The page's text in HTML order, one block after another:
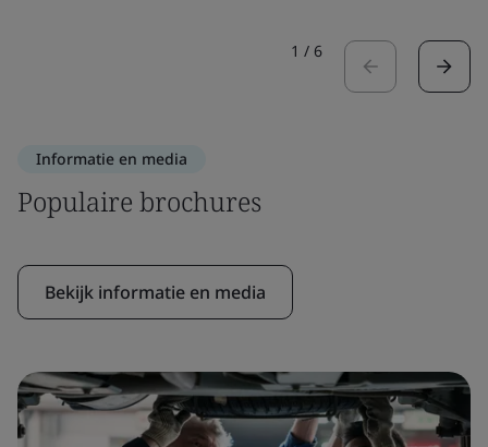
1 / 6
Informatie en media
Populaire brochures
Bekijk informatie en media